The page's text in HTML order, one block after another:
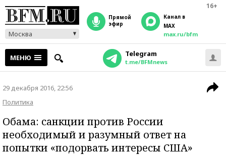
16+
Москва
прямой
эфир
Канал в
MAX
max.ru/bfm
МЕНЮ Telegram
t.me/BFMnews
29 декабря 2016, 22:56
Политика
Обама: санкции против России
необходимый и разумный ответ на
попытки «подорвать интересы США»